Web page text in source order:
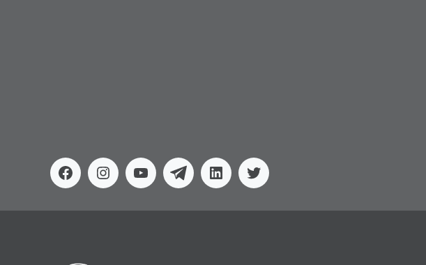
FacebookInstagram
YoutubeTelegramLinkedinTwitter